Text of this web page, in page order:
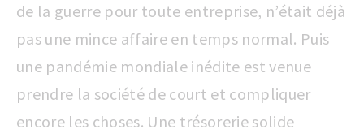
de la guerre pour toute entreprise, n’était déjà
pas une mince affaire en temps normal. Puis
une pandémie mondiale inédite est venue
prendre la société de court et compliquer
encore les choses. Une trésorerie solide